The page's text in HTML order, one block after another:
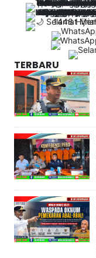
TERBARU